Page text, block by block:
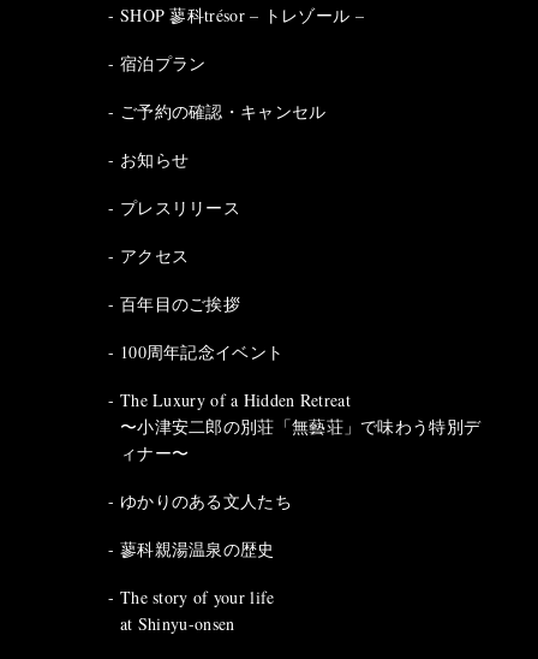
SHOP 蓼科trésor – トレゾール –
宿泊プラン
ご予約の確認・キャンセル
お知らせ
プレスリリース
アクセス
百年目のご挨拶
100周年記念イベント
The Luxury of a Hidden Retreat
〜小津安二郎の別荘「無藝荘」で味わう特別デ
ィナー〜
ゆかりのある文人たち
蓼科親湯温泉の歴史
The story of your life
at Shinyu-onsen